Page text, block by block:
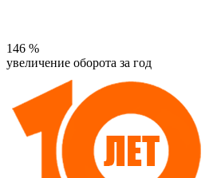
146 %
увеличение оборота за год